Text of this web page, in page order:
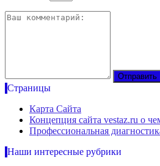
Страницы
Карта Сайта
Концепция сайта vestaz.ru о
Профессиональная
Наши интересные рубрики